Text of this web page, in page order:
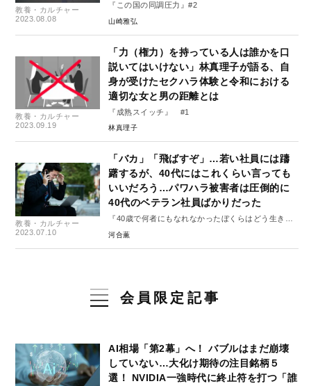
教養・カルチャー
2023.08.08
『この国の同調圧力』#2
山崎雅弘
教養・カルチャー
2023.09.19
「力（権力）を持っている人は誰かを口
説いてはいけない」林真理子が語る、自
身が受けたセクハラ体験と令和における
適切な女と男の距離とは
『成熟スイッチ』 #1
林真理子
教養・カルチャー
2023.07.10
「バカ」「飛ばすぞ」…若い社員には躊
躇するが、40代にはこれくらい言っても
いいだろう…パワハラ被害者は圧倒的に
40代のベテラン社員ばかりだった
『40歳で何者にもなれなかったぼくらはどう生きる
か』#1
河合薫
会員限定記事
AI相場「第2幕」へ！ バブルはまだ崩壊
していない…大化け期待の注目銘柄５
選！ NVIDIA一強時代に終止符を打つ「誰